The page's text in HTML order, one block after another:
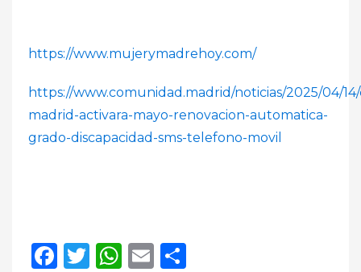
https://www.mujerymadrehoy.com/
https://www.comunidad.madrid/noticias/2025/04/
madrid-activara-mayo-renovacion-automatica-
grado-discapacidad-sms-telefono-movil
Facebook
Twitter
WhatsApp
Email